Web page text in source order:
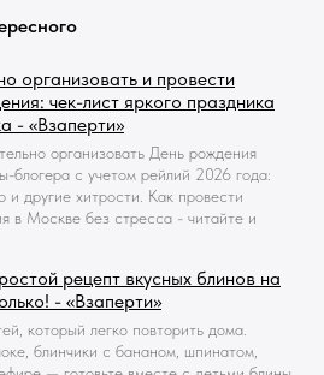
организовать и провести
чек-лист яркого праздника
- «Взаперти»
организовать День рождения
блогера с учетом рейлий 2026 года:
другие хитрости. Как провести
в Москве без стресса - читайте и
рецепт вкусных блинов на
- «Взаперти»
который легко повторить дома.
блинчики с бананом, шпинатом,